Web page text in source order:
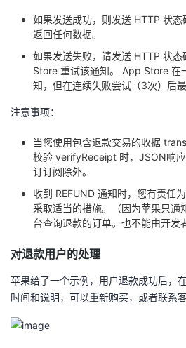
如果发送成功，则发送 HTTP 状
返回任何数据。
如果发送失败，请发送 HTTP 状
Store 重试该通知。 App Store 在
知，但在连续失败尝试（3次）后最
注意事项：
当您使用包含退款交易的收据
校验 verifyReceipt 时，JSON响
订订阅除外。
收到 REFUND 通知时，您有责任
采取适当的措施。（因为苹果只通
台查询退款的订单。也不能由开发
对退款用户的处理
苹果给了一个示例，用户退款成功后，
时间和说明，可以重新购买，或者联系客